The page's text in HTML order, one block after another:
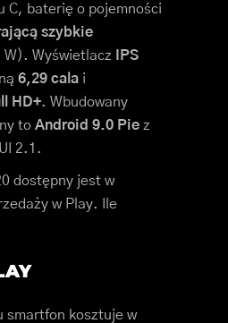
C, baterię o pojemności
szybkie
W). Wyświetlacz
IPS
6,29 cala i
HD+. Wbudowany
to Android 9.0 Pie z
2.1.
dostępny jest w
w Play. Ile
smartfon kosztuje w